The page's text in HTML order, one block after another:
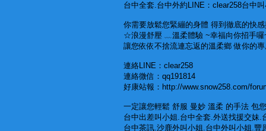
台中全套.台中外約LINE：clear258台中
你需要放鬆您緊繃的身體 得到徹底的快
☆浪漫舒壓 ﹏溫柔體驗 ~幸福向你招手
讓您依依不捨流連忘返的溫柔鄉 做你的
連絡LINE：clear258
連絡微信：qq191814
好康站報：http://www.snow258.com/
一定讓您輕鬆 舒服 曼妙 溫柔 的手法 包
台中出差叫小姐.台中全套.外送找援交妹
台中茶訊.沙鹿外叫小姐.台中外叫小姐.